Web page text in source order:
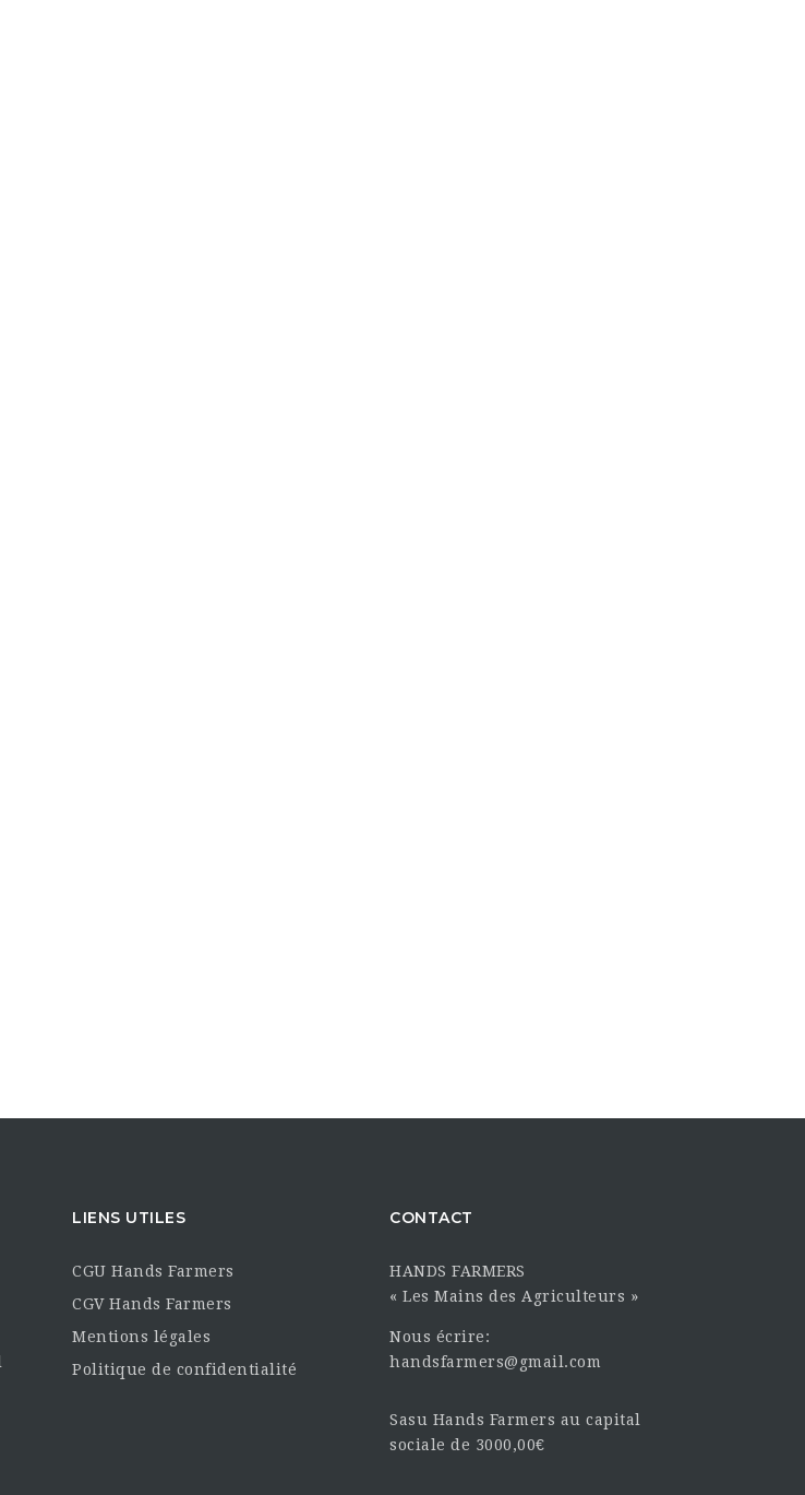
LIENS UTILES
CGU Hands Farmers
CGV Hands Farmers
Mentions légales
Politique de confidentialité
CONTACT
HANDS FARMERS
« Les Mains des Agriculteurs »
Nous écrire:
handsfarmers@gmail.com
Sasu Hands Farmers au capital
sociale de 3000,00€